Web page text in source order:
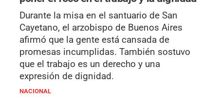
Durante la misa en el santuario de San
Cayetano, el arzobispo de Buenos Aires
afirmó que la gente está cansada de
promesas incumplidas. También sostuvo
que el trabajo es un derecho y una
expresión de dignidad.
NACIONAL